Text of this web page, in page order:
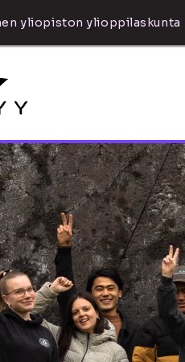
yliopiston ylioppilaskunta